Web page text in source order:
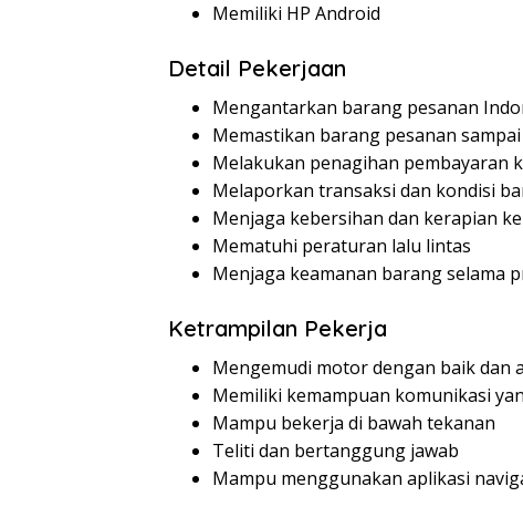
Memiliki HP Android
Detail Pekerjaan
Mengantarkan barang pesanan
Memastikan barang pesanan
Melakukan penagihan pembayaran
Melaporkan transaksi dan kondisi
Menjaga kebersihan dan kerapian
Mematuhi peraturan lalu lintas
Menjaga keamanan barang selama
Ketrampilan Pekerja
Mengemudi motor dengan baik dan
Memiliki kemampuan komunikasi
Mampu bekerja di bawah tekanan
Teliti dan bertanggung jawab
Mampu menggunakan aplikasi